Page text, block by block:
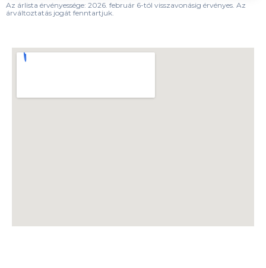
Az árlista érvényessége: 2026. február 6-tól visszavonásig érvényes. Az
árváltoztatás jogát fenntartjuk.